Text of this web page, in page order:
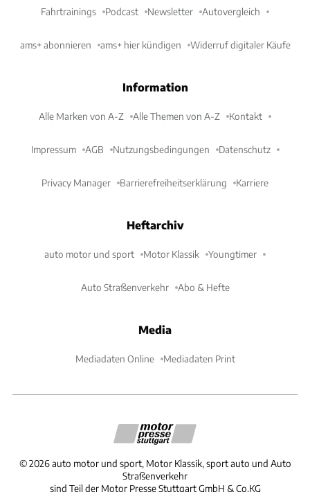
Fahrtrainings Podcast Newsletter Autovergleich
ams+ abonnieren ams+ hier kündigen Widerruf digitaler Käufe
Information
Alle Marken von A-Z Alle Themen von A-Z Kontakt
Impressum AGB Nutzungsbedingungen Datenschutz
Privacy Manager Barrierefreiheitserklärung Karriere
Heftarchiv
auto motor und sport Motor Klassik Youngtimer
Auto Straßenverkehr Abo & Hefte
Media
Mediadaten Online Mediadaten Print
©2026 auto motor und sport, Motor Klassik, sport auto und Auto
Straßenverkehr
sind Teil der Motor Presse Stuttgart GmbH & Co.KG